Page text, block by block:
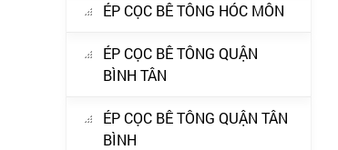
ÉP CỌC BÊ TÔNG HÓC MÔN
ÉP CỌC BÊ TÔNG QUẬN
BÌNH TÂN
ÉP CỌC BÊ TÔNG QUẬN TÂN
BÌNH